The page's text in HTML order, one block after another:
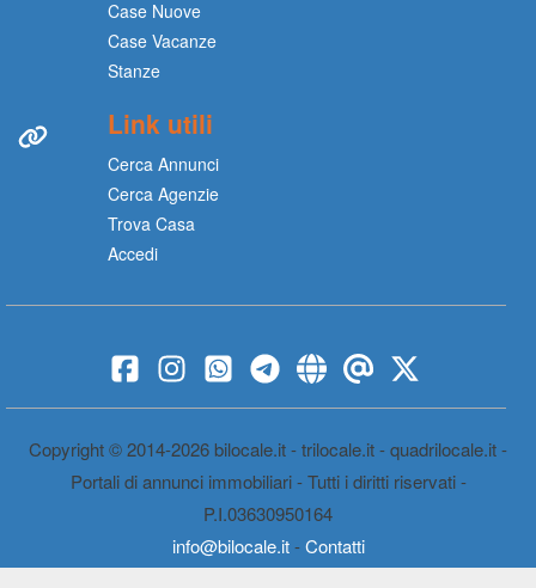
Case Nuove
Case Vacanze
Stanze
Link utili
Cerca Annunci
Cerca Agenzie
Trova Casa
Accedi
Copyright © 2014-2026 bilocale.it - trilocale.it - quadrilocale.it -
Portali di annunci immobiliari - Tutti i diritti riservati -
P.I.03630950164
info@bilocale.it-Contatti